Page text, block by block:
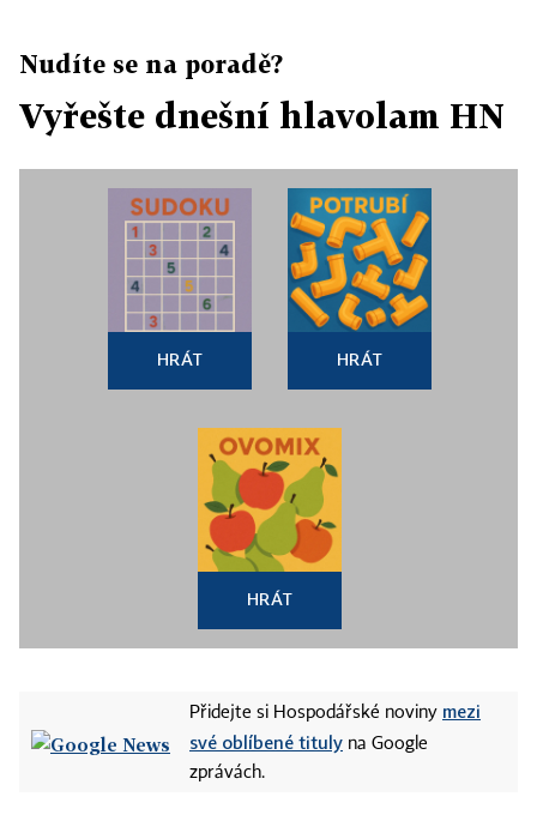
Nudíte se na poradě?
Vyřešte dnešní hlavolam HN
HRÁT HRÁT
HRÁT
Přidejte si Hospodářské noviny mezi
své oblíbené tituly na Google
zprávách.